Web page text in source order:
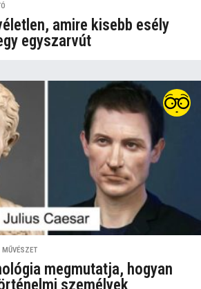
amire kisebb esély
egyszarvút
,MŰVÉSZET
megmutatja, hogyan
személyek